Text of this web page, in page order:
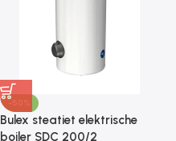
-50%
Bulex steatiet elektrische
boiler SDC 200/2